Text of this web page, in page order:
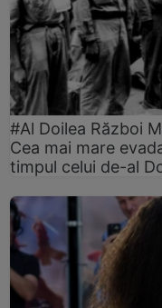
#Al Doilea Război
Cea mai mare
timpul celui de-al